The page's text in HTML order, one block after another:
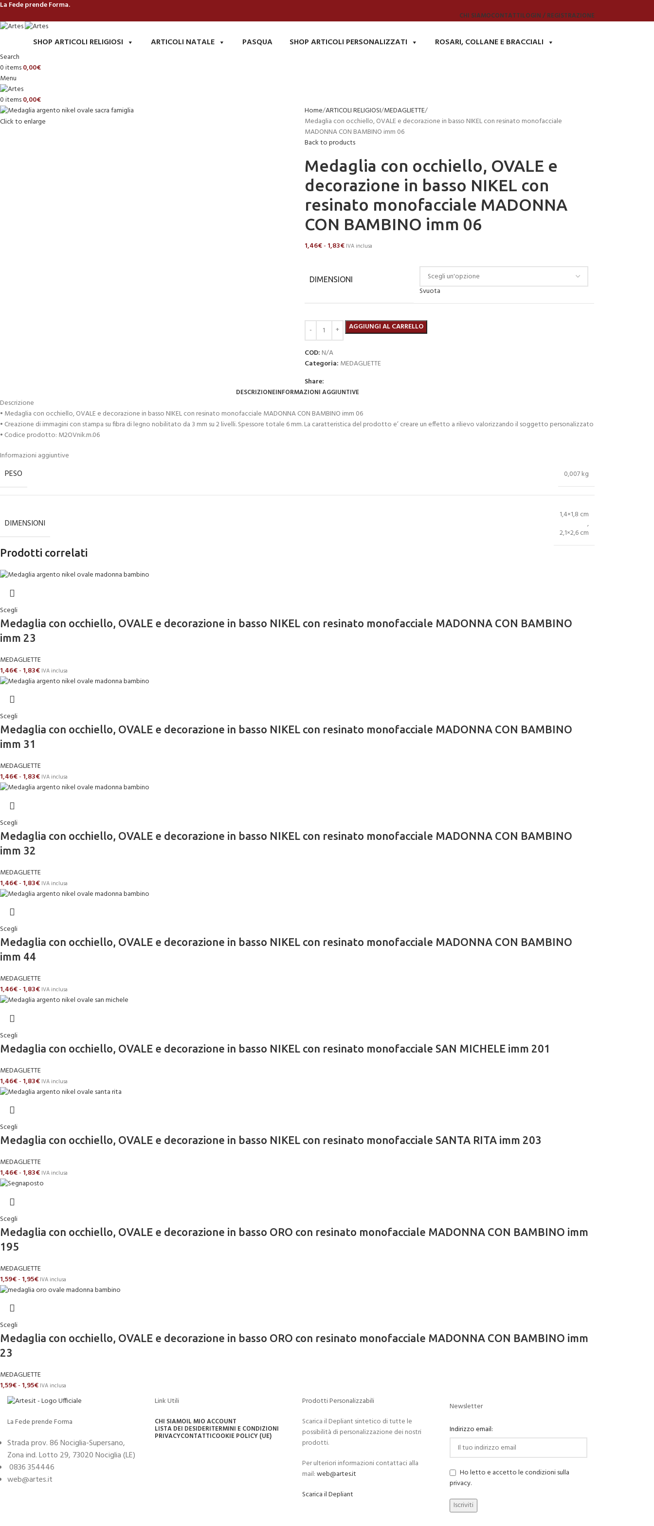
La Fede prende Forma.
CHI SIAMOCONTATTILOGIN / REGISTRAZIONE
SHOP ARTICOLI RELIGIOSI ARTICOLI NATALE PASQUA SHOP ARTICOLI PERSONALIZZATI ROSARI, COLLANE E BRACCIALI
Search
0items0,00€
Menu
0items0,00€
Click to enlarge
Home ARTICOLI RELIGIOSI MEDAGLIETTE
Medaglia con occhiello, OVALE e decorazione in basso NIKEL con resinato monofacciale
MADONNA CON BAMBINO imm 06
Back to products
Medaglia con occhiello, OVALE e
decorazione in basso NIKEL con
resinato monofacciale MADONNA
CON BAMBINO imm 06
1,46€- 1,83€ IVA inclusa
DIMENSIONI
Svuota
AGGIUNGI AL CARRELLO
COD: N/A
Categoria: MEDAGLIETTE
Share:
DESCRIZIONEINFORMAZIONI AGGIUNTIVE
Descrizione
• Medaglia con occhiello, OVALE e decorazione in basso NIKEL con resinato monofacciale MADONNA CON BAMBINO imm 06
• Creazione di immagini con stampa su fibra di legno nobilitato da 3 mm su 2 livelli. Spessore totale 6 mm. La caratteristica del prodotto e’ creare un effetto a rilievo valorizzando il soggetto personalizzato
• Codice prodotto: M2OVnik.m.06
Informazioni aggiuntive
PESO 0,007 kg
DIMENSIONI
1,4×1,8 cm
,
2,1×2,6 cm
Prodotti correlati
Scegli
Medaglia con occhiello, OVALE e decorazione in basso NIKEL con resinato monofacciale MADONNA CON BAMBINO
imm 23
MEDAGLIETTE
1,46€- 1,83€ IVA inclusa
Scegli
Medaglia con occhiello, OVALE e decorazione in basso NIKEL con resinato monofacciale MADONNA CON BAMBINO
imm 31
MEDAGLIETTE
1,46€- 1,83€ IVA inclusa
Scegli
Medaglia con occhiello, OVALE e decorazione in basso NIKEL con resinato monofacciale MADONNA CON BAMBINO
imm 32
MEDAGLIETTE
1,46€- 1,83€ IVA inclusa
Scegli
Medaglia con occhiello, OVALE e decorazione in basso NIKEL con resinato monofacciale MADONNA CON BAMBINO
imm 44
MEDAGLIETTE
1,46€- 1,83€ IVA inclusa
Scegli
Medaglia con occhiello, OVALE e decorazione in basso NIKEL con resinato monofacciale SAN MICHELE imm 201
MEDAGLIETTE
1,46€- 1,83€ IVA inclusa
Scegli
Medaglia con occhiello, OVALE e decorazione in basso NIKEL con resinato monofacciale SANTA RITA imm 203
MEDAGLIETTE
1,46€- 1,83€ IVA inclusa
Scegli
Medaglia con occhiello, OVALE e decorazione in basso ORO con resinato monofacciale MADONNA CON BAMBINO imm
195
MEDAGLIETTE
1,59€- 1,95€ IVA inclusa
Scegli
Medaglia con occhiello, OVALE e decorazione in basso ORO con resinato monofacciale MADONNA CON BAMBINO imm
23
MEDAGLIETTE
1,59€- 1,95€ IVA inclusa
La Fede prende Forma
Strada prov. 86 Nociglia-Supersano,
Zona ind. Lotto 29, 73020 Nociglia (LE)
0836 354446
web@artes.it
Link Utili
CHI SIAMOIL MIO ACCOUNT
LISTA DEI DESIDERITERMINI E CONDIZIONI
PRIVACYCONTATTICOOKIE POLICY (UE)
Prodotti Personalizzabili
Scarica il Depliant sintetico di tutte le
possibilità di personalizzazione dei nostri
prodotti.
Per ulteriori informazioni contattaci alla
mail:web@artes.it
Scarica il Depliant
Newsletter
Indirizzo email:
Ho letto e accetto le condizioni sulla
privacy.